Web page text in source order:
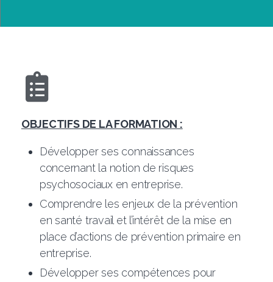
OBJECTIFS DE LA FORMATION :
Développer ses connaissances
concernant la notion de risques
psychosociaux en entreprise.
Comprendre les enjeux de la prévention
en santé travail et l’intérêt de la mise en
place d’actions de prévention primaire en
entreprise.
Développer ses compétences pour